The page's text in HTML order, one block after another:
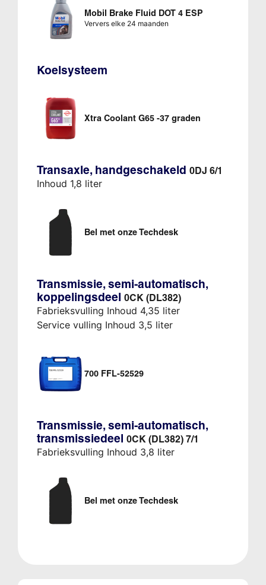
Mobil Brake Fluid DOT 4 ESP
Ververs elke 24 maanden
Koelsysteem
Xtra Coolant G65 -37 graden
Transaxle, handgeschakeld 0DJ 6/1
Inhoud 1,8 liter
Bel met onze Techdesk
Transmissie, semi-automatisch,
koppelingsdeel 0CK (DL382)
Fabrieksvulling Inhoud 4,35 liter
Service vulling Inhoud 3,5 liter
700 FFL-52529
Transmissie, semi-automatisch,
transmissiedeel 0CK (DL382) 7/1
Fabrieksvulling Inhoud 3,8 liter
Bel met onze Techdesk